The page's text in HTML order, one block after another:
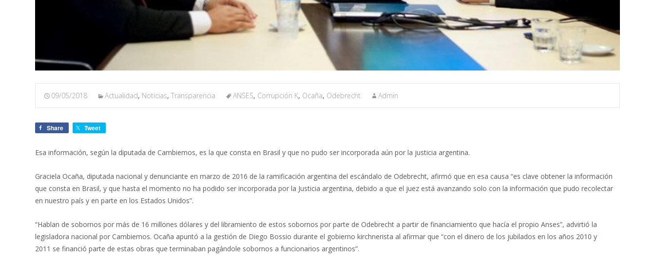
09/05/2018 Actualidad, Noticias, Transparencia ANSES, Corrupción K, Ocaña, Odebrecht Admin
Share Tweet
Esa información, según la diputada de Cambiemos, es la que consta en Brasil y que no pudo ser incorporada aún por la justicia argentina.
Graciela Ocaña, diputada nacional y denunciante en marzo de 2016 de la ramificación argentina del escándalo de Odebrecht, afirmó que en esa causa “es clave obtener la información
que consta en Brasil, y que hasta el momento no ha podido ser incorporada por la Justicia argentina, debido a que el juez está avanzando solo con la información que pudo recolectar
en nuestro país y en parte en los Estados Unidos”.
“Hablan de sobornos por más de 16 millones dólares y del libramiento de estos sobornos por parte de Odebrecht a partir de financiamiento que hacía el propio Anses”, advirtió la
legisladora nacional por Cambiemos. Ocaña apuntó a la gestión de Diego Bossio durante el gobierno kirchnerista al afirmar que “con el dinero de los jubilados en los años 2010 y
2011 se financió parte de estas obras que terminaban pagándole sobornos a funcionarios argentinos”.